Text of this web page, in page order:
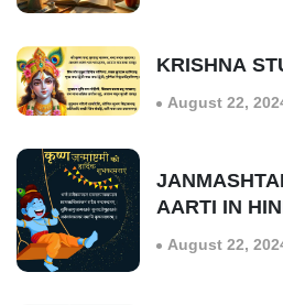
KRISHNA
August 22,
AARTI IN
August 22,